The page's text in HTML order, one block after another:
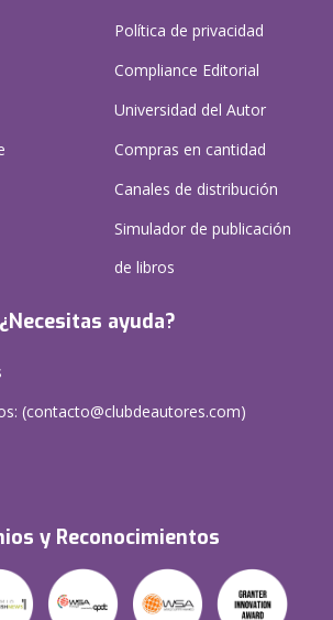
Política de privacidad
Compliance Editorial
Universidad del Autor
Compras en cantidad
Canales de distribución
Simulador de publicación
de libros
¿Necesitas ayuda?
(contacto@clubdeautores.com)
y Reconocimientos